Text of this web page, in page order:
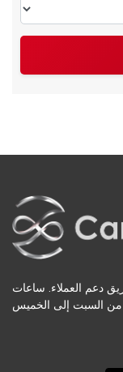
دعم العملاء. ساعات